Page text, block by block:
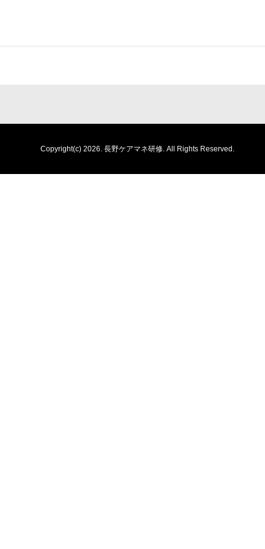
Copyright(c) 2026. 長野ケアマネ研修. All Rights Reserved.